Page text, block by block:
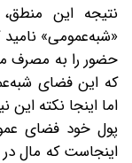
نتیجه این
«شبه‌عمومی»
حضور را به مصرف
که این فضای
اما اینجا نکته
پول خود فضای
اینجاست که مال